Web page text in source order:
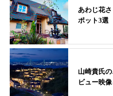
あわじ花
ポット3選
山崎貴氏
ビュー映